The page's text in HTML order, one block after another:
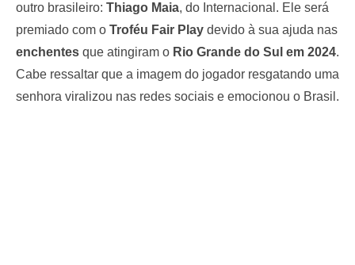
outro brasileiro: Thiago Maia, do Internacional. Ele será
premiado com o Troféu Fair Play devido à sua ajuda nas
enchentes que atingiram o Rio Grande do Sul em 2024.
Cabe ressaltar que a imagem do jogador resgatando uma
senhora viralizou nas redes sociais e emocionou o Brasil.